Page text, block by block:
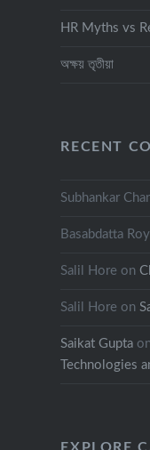
HR Myths vs
অক্ষয় তৃতীয়া
RECENT
Subhankar
Basabdatta Roy
Salil Hore on
Salil Hore on
Saikat Gupta
Technologies